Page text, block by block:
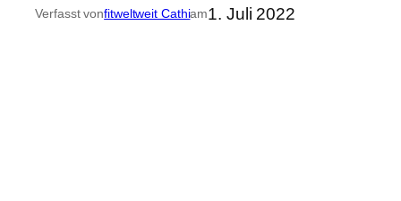
Verfasst vonfitweltweit Cathiam1. Juli 2022